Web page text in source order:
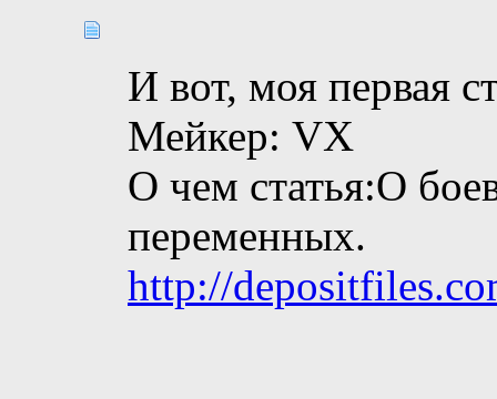
И вот, моя первая
Мейкер: VX
О чем статья:О
переменных.
http://